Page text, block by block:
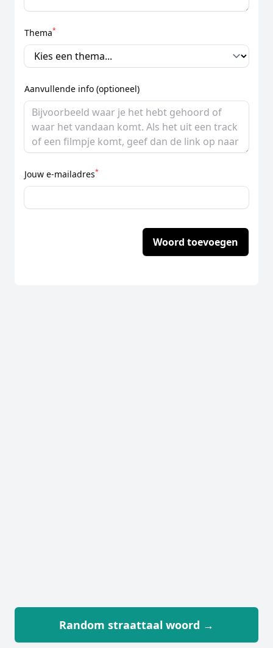
Thema*
Aanvullende info (optioneel)
Jouw e-mailadres*
Woord toevoegen
Random straattaal woord →